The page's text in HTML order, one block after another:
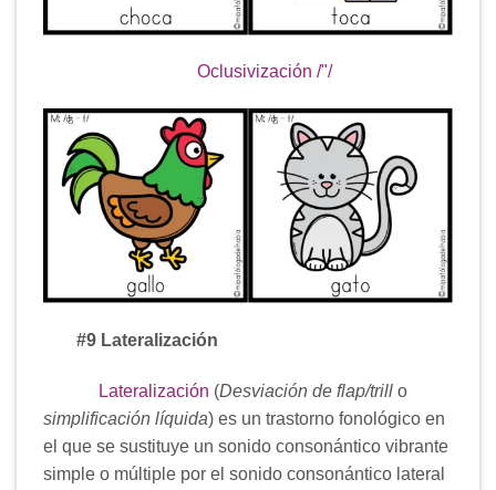
Oclusivización /"/
#9 Lateralización
Lateralización (Desviación de flap/trill o
simplificación líquida) es un trastorno fonológico en
el que se sustituye un sonido consonántico vibrante
simple o múltiple por el sonido consonántico lateral